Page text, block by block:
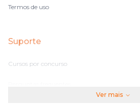
Termos de uso
Suporte
Cursos por concurso
Ver mais